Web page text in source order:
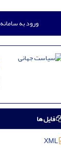
ورود به سامانه
فایل ها
XML